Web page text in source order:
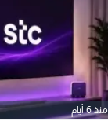
منذ 6 أيام